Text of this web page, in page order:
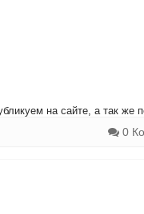
на сайте, а так же
0